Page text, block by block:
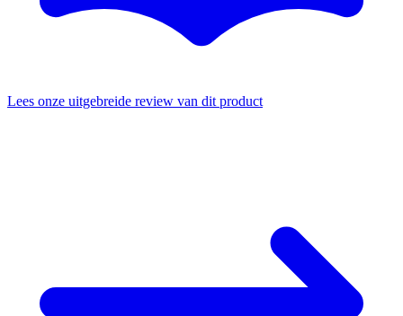
Lees onze uitgebreide review van dit product